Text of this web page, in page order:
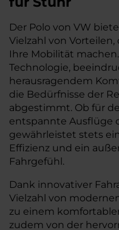
Der Polo von VW
Vielzahl von
Ihre Mobilität
Technologie,
herausragendem
die Bedürfnisse der
abgestimmt. Ob für
entspannte Ausflüge
gewährleistet stets
Effizienz und ein
Fahrgefühl.
Dank innovativer
Vielzahl von
zu einem
zudem von der